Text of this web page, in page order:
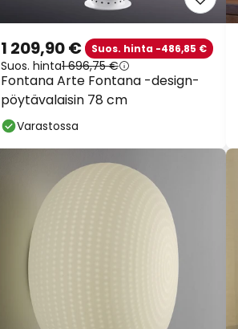
Fontana Arte Fontana -design-
pöytävalaisin 78 cm
1 209,90 € Suos. hinta -486,85 €
Suos. hinta1 696,75 €
Varastossa